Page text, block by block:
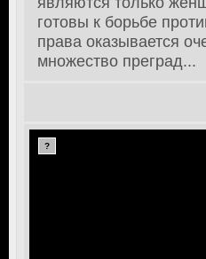
готовы к борьбе
права оказывается
множество преград...
?